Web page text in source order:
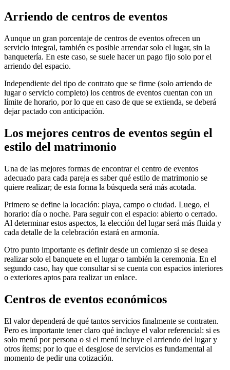
Arriendo de centros de eventos
Aunque un gran porcentaje de centros de eventos ofrecen un
servicio integral, también es posible arrendar solo el lugar, sin la
banquetería. En este caso, se suele hacer un pago fijo solo por el
arriendo del espacio.
Independiente del tipo de contrato que se firme (solo arriendo de
lugar o servicio completo) los centros de eventos cuentan con un
límite de horario, por lo que en caso de que se extienda, se deberá
dejar pactado con anticipación.
Los mejores centros de eventos según el
estilo del matrimonio
Una de las mejores formas de encontrar el centro de eventos
adecuado para cada pareja es saber qué estilo de matrimonio se
quiere realizar; de esta forma la búsqueda será más acotada.
Primero se define la locación: playa, campo o ciudad. Luego, el
horario: día o noche. Para seguir con el espacio: abierto o cerrado.
Al determinar estos aspectos, la elección del lugar será más fluida y
cada detalle de la celebración estará en armonía.
Otro punto importante es definir desde un comienzo si se desea
realizar solo el banquete en el lugar o también la ceremonia. En el
segundo caso, hay que consultar si se cuenta con espacios interiores
o exteriores aptos para realizar un enlace.
Centros de eventos económicos
El valor dependerá de qué tantos servicios finalmente se contraten.
Pero es importante tener claro qué incluye el valor referencial: si es
solo menú por persona o si el menú incluye el arriendo del lugar y
otros ítems; por lo que el desglose de servicios es fundamental al
momento de pedir una cotización.